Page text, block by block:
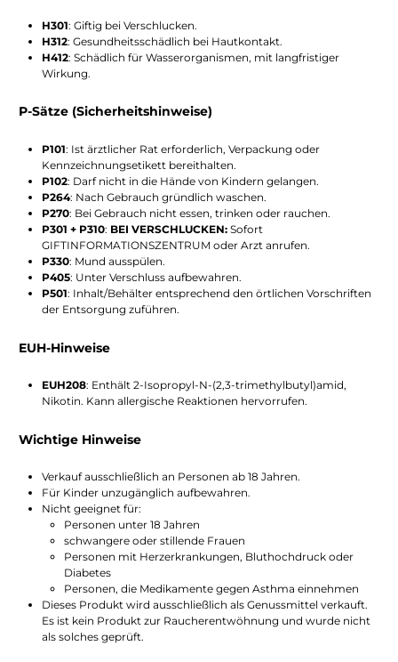
H301: Giftig bei Verschlucken.
H312: Gesundheitsschädlich bei Hautkontakt.
H412: Schädlich für Wasserorganismen, mit langfristiger
Wirkung.
P-Sätze (Sicherheitshinweise)
P101: Ist ärztlicher Rat erforderlich, Verpackung oder
Kennzeichnungsetikett bereithalten.
P102: Darf nicht in die Hände von Kindern gelangen.
P264: Nach Gebrauch gründlich waschen.
P270: Bei Gebrauch nicht essen, trinken oder rauchen.
P301 + P310: BEI VERSCHLUCKEN:Sofort
GIFTINFORMATIONSZENTRUM oder Arzt anrufen.
P330: Mund ausspülen.
P405: Unter Verschluss aufbewahren.
P501: Inhalt/Behälter entsprechend den örtlichen Vorschriften
der Entsorgung zuführen.
EUH-Hinweise
EUH208: Enthält 2-Isopropyl-N-(2,3-trimethylbutyl)amid,
Nikotin. Kann allergische Reaktionen hervorrufen.
Wichtige Hinweise
Verkauf ausschließlich an Personen ab 18 Jahren.
Für Kinder unzugänglich aufbewahren.
Nicht geeignet für:
Personen unter 18 Jahren
schwangere oder stillende Frauen
Personen mit Herzerkrankungen, Bluthochdruck oder
Diabetes
Personen, die Medikamente gegen Asthma einnehmen
Dieses Produkt wird ausschließlich als Genussmittel verkauft.
Es ist kein Produkt zur Raucherentwöhnung und wurde nicht
als solches geprüft.